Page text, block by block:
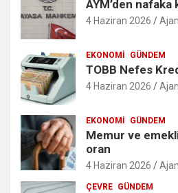
AYM’den nafaka
4 Haziran 2026
EKONOMI GÜNDEM
TOBB Nefes
4 Haziran 2026
EKONOMI GÜNDEM
Memur ve
oran
4 Haziran 2026
ÇEVRE GÜNDEM